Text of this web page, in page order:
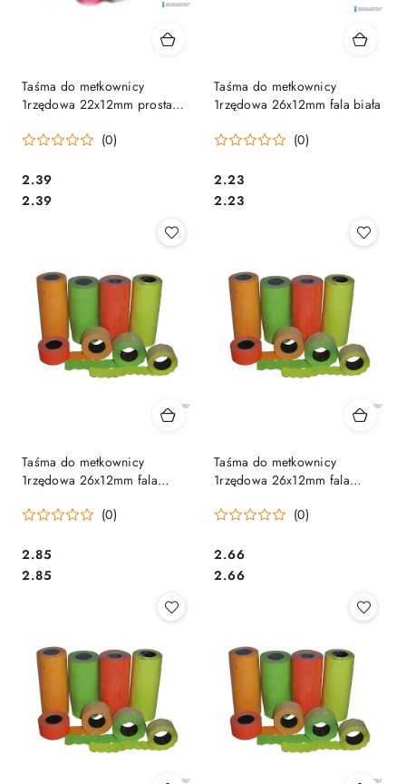
Taśma do metkownicy
1rzędowa 22x12mm prosta
(0)
Cena:
2.39
Cena:
2.39
Taśma do metkownicy
1rzędowa 26x12mm fala biała
(0)
Cena:
2.23
Cena:
2.23
Taśma do metkownicy
1rzędowa 26x12mm fala
(0)
Cena:
2.85
Cena:
2.85
Taśma do metkownicy
1rzędowa 26x12mm fala
(0)
Cena:
2.66
Cena:
2.66